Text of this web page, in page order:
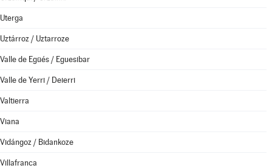
Uterga
Uztárroz / Uztarroze
Valle de Egüés / Eguesibar
Valle de Yerri / Deierri
Valtierra
Viana
Vidángoz / Bidankoze
Villafranca